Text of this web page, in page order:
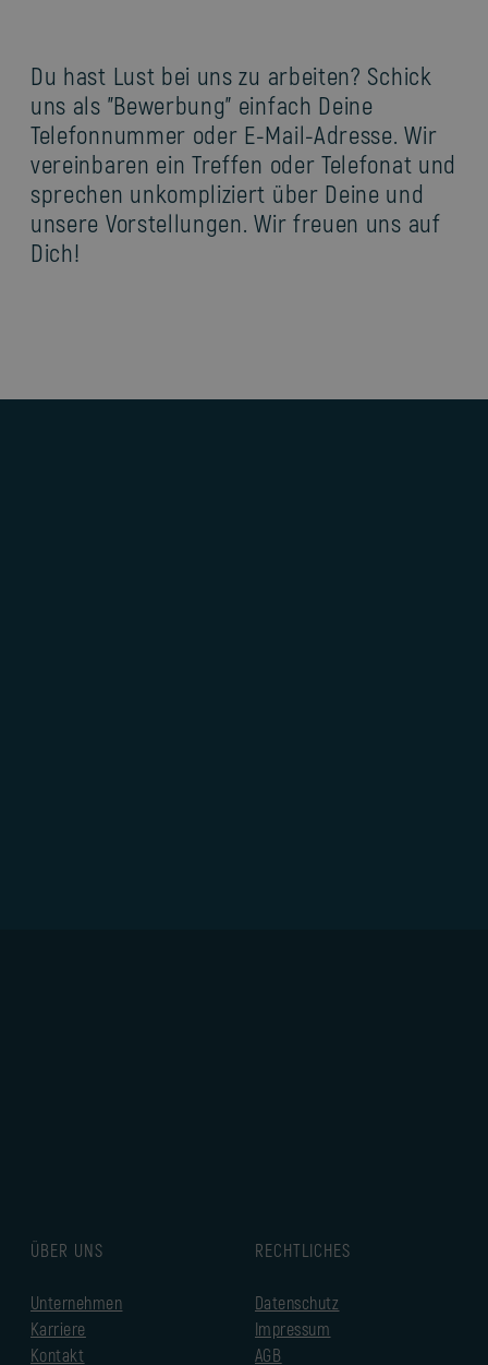
Du hast Lust bei uns zu arbeiten? Schick
uns als "Bewerbung" einfach Deine
Telefonnummer oder E-Mail-Adresse. Wir
vereinbaren ein Treffen oder Telefonat und
sprechen unkompliziert über Deine und
unsere Vorstellungen. Wir freuen uns auf
Dich!
ÜBER UNS
Unternehmen
Karriere
Kontakt
RECHTLICHES
Datenschutz
Impressum
AGB